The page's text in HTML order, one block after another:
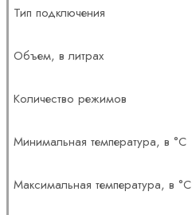
Тип подключения
Объем, в литрах
Количество режимов
Минимальная температура, в °C
Максимальная температура, в °C